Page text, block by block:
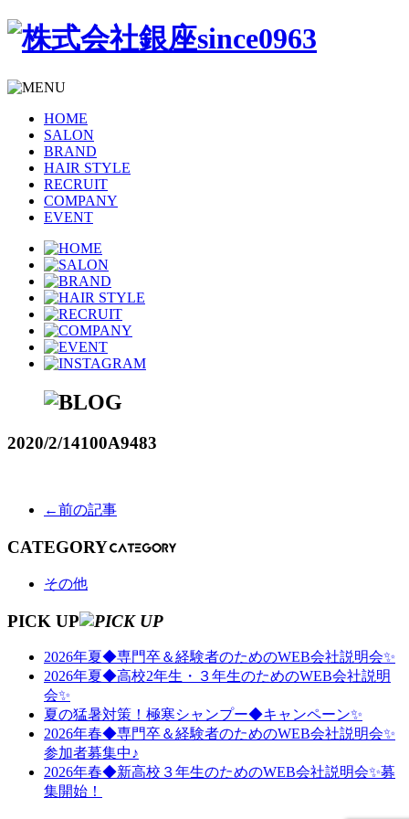
HOME
SALON
BRAND
HAIR STYLE
RECRUIT
COMPANY
EVENT
2020/2/14100A9483
←前の記事
CATEGORY
その他
PICK UP
2026年夏◆専門卒＆経験者のためのWEB会社説明会✨
2026年夏◆高校2年生・３年生のためのWEB会社説明
会✨
夏の猛暑対策！極寒シャンプー◆キャンペーン✨
2026年春◆専門卒＆経験者のためのWEB会社説明会✨
参加者募集中♪
2026年春◆新高校３年生のためのWEB会社説明会✨募
集開始！